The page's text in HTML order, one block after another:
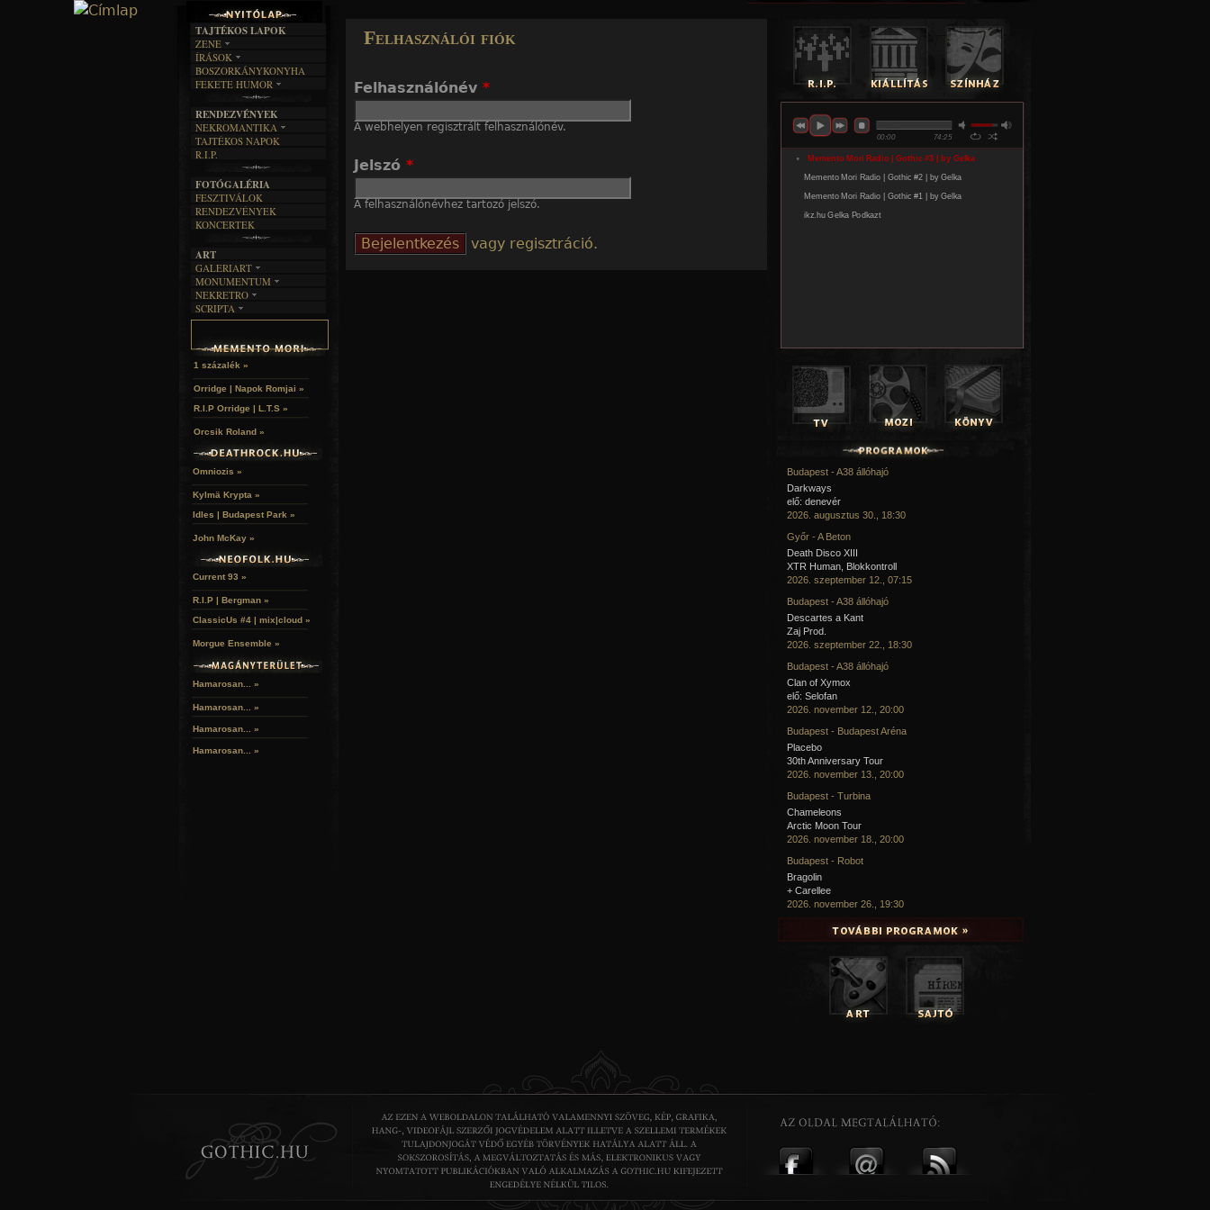
Felhasználói fiók
Felhasználónév *
A webhelyen regisztrált felhasználónév.
Jelszó *
A felhasználónévhez tartozó jelszó.
vagy regisztráció.
TAJTÉKOS LAPOK
ZENE
EGYÜTTESEK
INTERJÚK
FORDÍTÁSOK
DALSZÖVEGEK
ÍRÁSOK
IRODALOM
FILM
MŰVÉSZET
ÍRÁSTÖRTÉNET
BOSZORKÁNYKONYHA
FEKETE HUMOR
SZÖVEGES
RENDEZVÉNYEK
NEKROMANTIKA
AKTUÁLIS
A MÚLT
TAJTÉKOS NAPOK
R.I.P.
FOTÓGALÉRIA
FESZTIVÁLOK
RENDEZVÉNYEK
KONCERTEK
ART
GALERIART
ARTGALERI
KÉPREGÉNYEK
LAKÁSKULTS
MONUMENTUM
TEMETŐK
TEMPLOMOK
HELYEK
NEKRETRO
SZUBKULT
RELIKVIÁK
SCRIPTA
NOVELLÁK
HALÁLTÁNC
1 százalék »
Orridge | Napok Romjai »
R.I.P Orridge | L.T.S »
Orcsik Roland »
Omniozis »
Kylmä Krypta »
Idles | Budapest Park »
John McKay »
Current 93 »
R.I.P | Bergman »
ClassicUs #4 | mix|cloud »
Morgue Ensemble »
Hamarosan... »
Hamarosan... »
Hamarosan... »
Hamarosan... »
Budapest - A38 állóhajó
Darkways
elő: denevér
2026. augusztus 30., 18:30
Győr - A Beton
Death Disco XIII
XTR Human, Blokkontroll
2026. szeptember 12., 07:15
Budapest - A38 állóhajó
Descartes a Kant
Zaj Prod.
2026. szeptember 22., 18:30
Budapest - A38 állóhajó
Clan of Xymox
elő: Selofan
2026. november 12., 20:00
Budapest - Budapest Aréna
Placebo
30th Anniversary Tour
2026. november 13., 20:00
Budapest - Turbina
Chameleons
Arctic Moon Tour
2026. november 18., 20:00
Budapest - Robot
Bragolin
+ Carellee
2026. november 26., 19:30